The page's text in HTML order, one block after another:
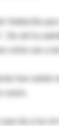
Valdecilla
De ahí la
han salido
da a luz